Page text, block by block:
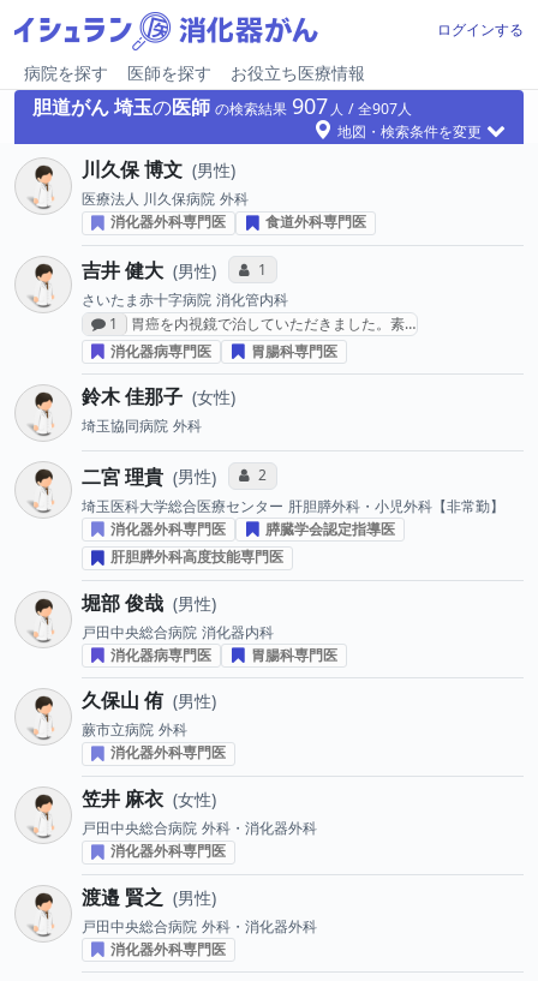
ログインする
病院を探す 医師を探す お役立ち医療情報
胆道がん埼玉の医師 の検索結果 907 907
地図・検索条件を変更
川久保 博文 男性
医療法人 川久保病院 外科
消化器外科専門医
食道外科専門医
吉井 健大 男性 コミュニケーション・タイプ投票数
1
さいたま赤十字病院 消化管内科
感想投稿数
1
胃癌を内視鏡で治していただきました。素…
消化器病専門医
胃腸科専門医
鈴木 佳那子 女性
埼玉協同病院 外科
二宮 理貴 男性 コミュニケーション・タイプ投票数
2
埼玉医科大学総合医療センター 肝胆膵外科・小児外科【非常勤】
消化器外科専門医
膵臓学会認定指導医
肝胆膵外科高度技能専門医
堀部 俊哉 男性
戸田中央総合病院 消化器内科
消化器病専門医
胃腸科専門医
久保山 侑 男性
蕨市立病院 外科
消化器外科専門医
笠井 麻衣 女性
戸田中央総合病院 外科・消化器外科
消化器外科専門医
渡邉 賢之 男性
戸田中央総合病院 外科・消化器外科
消化器外科専門医